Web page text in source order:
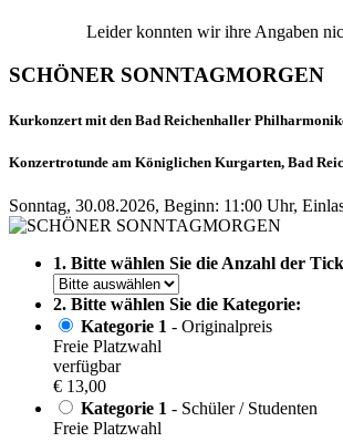
Leider konnten wir ihre Angaben
SCHÖNER SONNTAGMORGEN
Kurkonzert mit den Bad Reichenhaller
Konzertrotunde am Königlichen Kurgarten, Bad
Sonntag, 30.08.2026, Beginn: 11:00 Uhr,
1. Bitte wählen Sie die Anzahl der
2. Bitte wählen Sie die Kategorie:
Kategorie 1 - Originalpreis
Freie Platzwahl
verfügbar
€ 13,00
Kategorie 1 - Schüler / Studenten
Freie Platzwahl